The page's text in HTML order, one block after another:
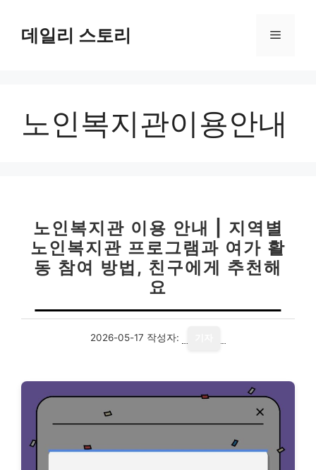
데일리 스토리 메
노인복지관이용안내
노인복지관 이용 안내 | 지역별
노인복지관 프로그램과 여가 활
동 참여 방법, 친구에게 추천해
요
2026-05-17 작성자: